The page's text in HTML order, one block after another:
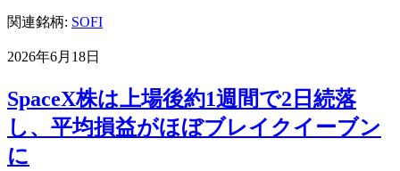
関連銘柄: SOFI
2026年6月18日
SpaceX株は上場後約1週間で2日続落
し、平均損益がほぼブレイクイーブン
に